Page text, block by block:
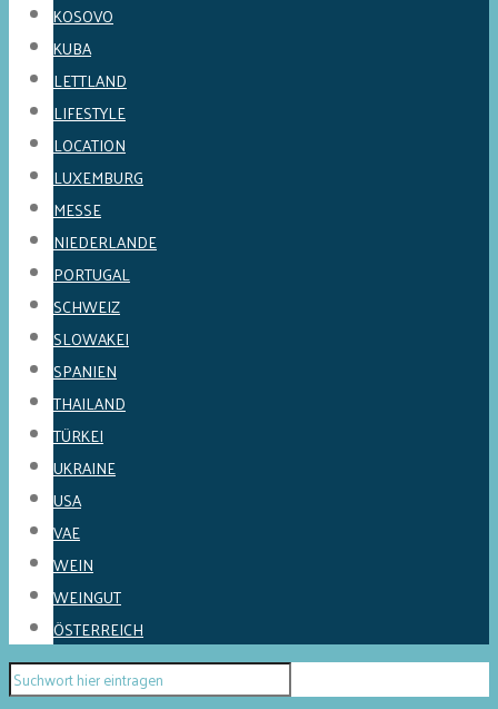
KOSOVO
KUBA
LETTLAND
LIFESTYLE
LOCATION
LUXEMBURG
MESSE
NIEDERLANDE
PORTUGAL
SCHWEIZ
SLOWAKEI
SPANIEN
THAILAND
TÜRKEI
UKRAINE
USA
VAE
WEIN
WEINGUT
ÖSTERREICH